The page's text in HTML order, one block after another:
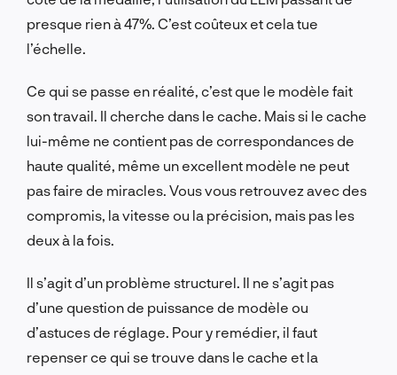
presque rien à 47%. C’est coûteux et cela tue
l’échelle.
Ce qui se passe en réalité, c’est que le modèle fait
son travail. Il cherche dans le cache. Mais si le cache
lui-même ne contient pas de correspondances de
haute qualité, même un excellent modèle ne peut
pas faire de miracles. Vous vous retrouvez avec des
compromis, la vitesse ou la précision, mais pas les
deux à la fois.
Il s’agit d’un problème structurel. Il ne s’agit pas
d’une question de puissance de modèle ou
d’astuces de réglage. Pour y remédier, il faut
repenser ce qui se trouve dans le cache et la